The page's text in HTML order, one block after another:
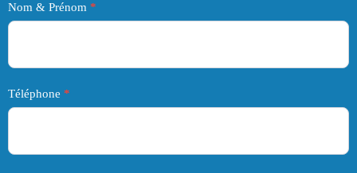
Consultation
Nom & Prénom *
Téléphone *